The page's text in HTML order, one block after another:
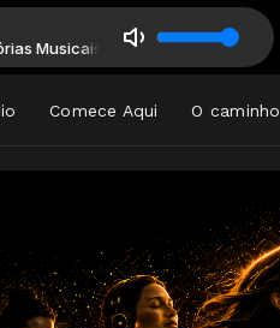
com NEUROMUSIC RÁDIO
Beautiful
Comece Aqui O caminho